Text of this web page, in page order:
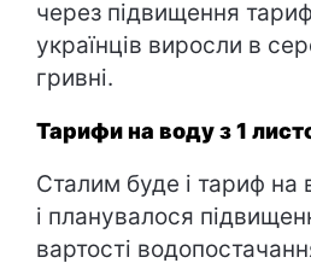
через підвищення
українців виросли в
гривні.
Тарифи на воду з 1
Сталим буде і тариф на
і планувалося
вартості